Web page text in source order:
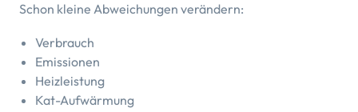
Schon kleine Abweichungen verändern:
Verbrauch
Emissionen
Heizleistung
Kat-Aufwärmung